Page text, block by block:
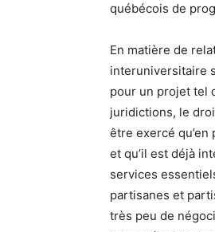
québécois de
En matière de
interuniversitaire
pour un projet tel
juridictions, le
être exercé
et qu’il est déjà
services
partisanes et
très peu de